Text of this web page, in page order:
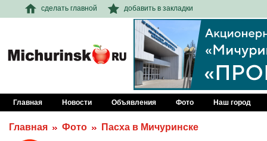
сделать главной добавить в закладки
Главная Новости Объявления Фото Наш город
Главная Фото Пасха в Мичуринске